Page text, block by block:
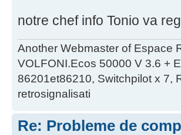
notre chef info Tonio va
Another Webmaster of Espace
VOLFONI.Ecos 50000 V 3.6 +
86201et86210, Switchpilot x 7,
retrosignalisati
Re: Probleme de